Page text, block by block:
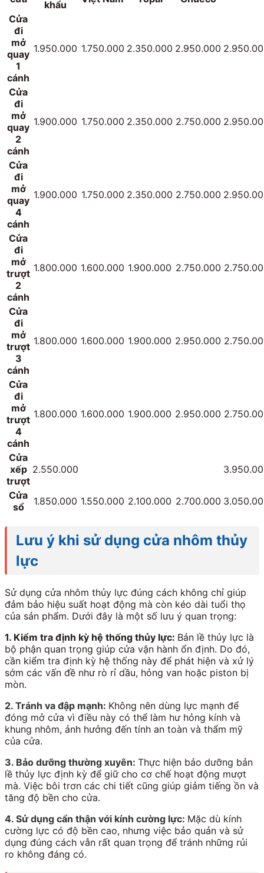
khẩu
Cửa
đi
mở
quay
1
cánh
1.950.000 1.750.000 2.350.000 2.950.000
Cửa
đi
mở
quay
2
cánh
1.900.000 1.750.000 2.350.000 2.750.000
Cửa
đi
mở
quay
4
cánh
1.900.000 1.750.000 2.350.000 2.750.000
Cửa
đi
mở
trượt
2
cánh
1.800.000 1.600.000 1.900.000 2.750.000
Cửa
đi
mở
trượt
3
cánh
1.800.000 1.600.000 1.900.000 2.950.000
Cửa
đi
mở
trượt
4
cánh
1.800.000 1.600.000 1.900.000 2.950.000
Cửa
xếp
trượt
2.550.000
Cửa
sổ
1.850.000 1.550.000 2.100.000 2.700.000
Lưu ý khi sử dụng cửa nhôm thủy
lực
Sử dụng cửa nhôm thủy lực đúng cách không chỉ giúp
đảm bảo hiệu suất hoạt động mà còn kéo dài tuổi thọ
của sản phẩm. Dưới đây là một số lưu ý quan trọng:
1. Kiểm tra định kỳ hệ thống thủy lực: Bản lề thủy lực là
bộ phận quan trọng giúp cửa vận hành ổn định. Do đó,
cần kiểm tra định kỳ hệ thống này để phát hiện và xử lý
sớm các vấn đề như rò rỉ dầu, hỏng van hoặc piston bị
mòn.
2. Tránh va đập mạnh: Không nên dùng lực mạnh để
đóng mở cửa vì điều này có thể làm hư hỏng kính và
khung nhôm, ảnh hưởng đến tính an toàn và thẩm mỹ
của cửa.
3. Bảo dưỡng thường xuyên: Thực hiện bảo dưỡng bản
lề thủy lực định kỳ để giữ cho cơ chế hoạt động mượt
mà. Việc bôi trơn các chi tiết cũng giúp giảm tiếng ồn và
tăng độ bền cho cửa.
4. Sử dụng cẩn thận với kính cường lực: Mặc dù kính
cường lực có độ bền cao, nhưng việc bảo quản và sử
dụng đúng cách vẫn rất quan trọng để tránh những rủi
ro không đáng có.